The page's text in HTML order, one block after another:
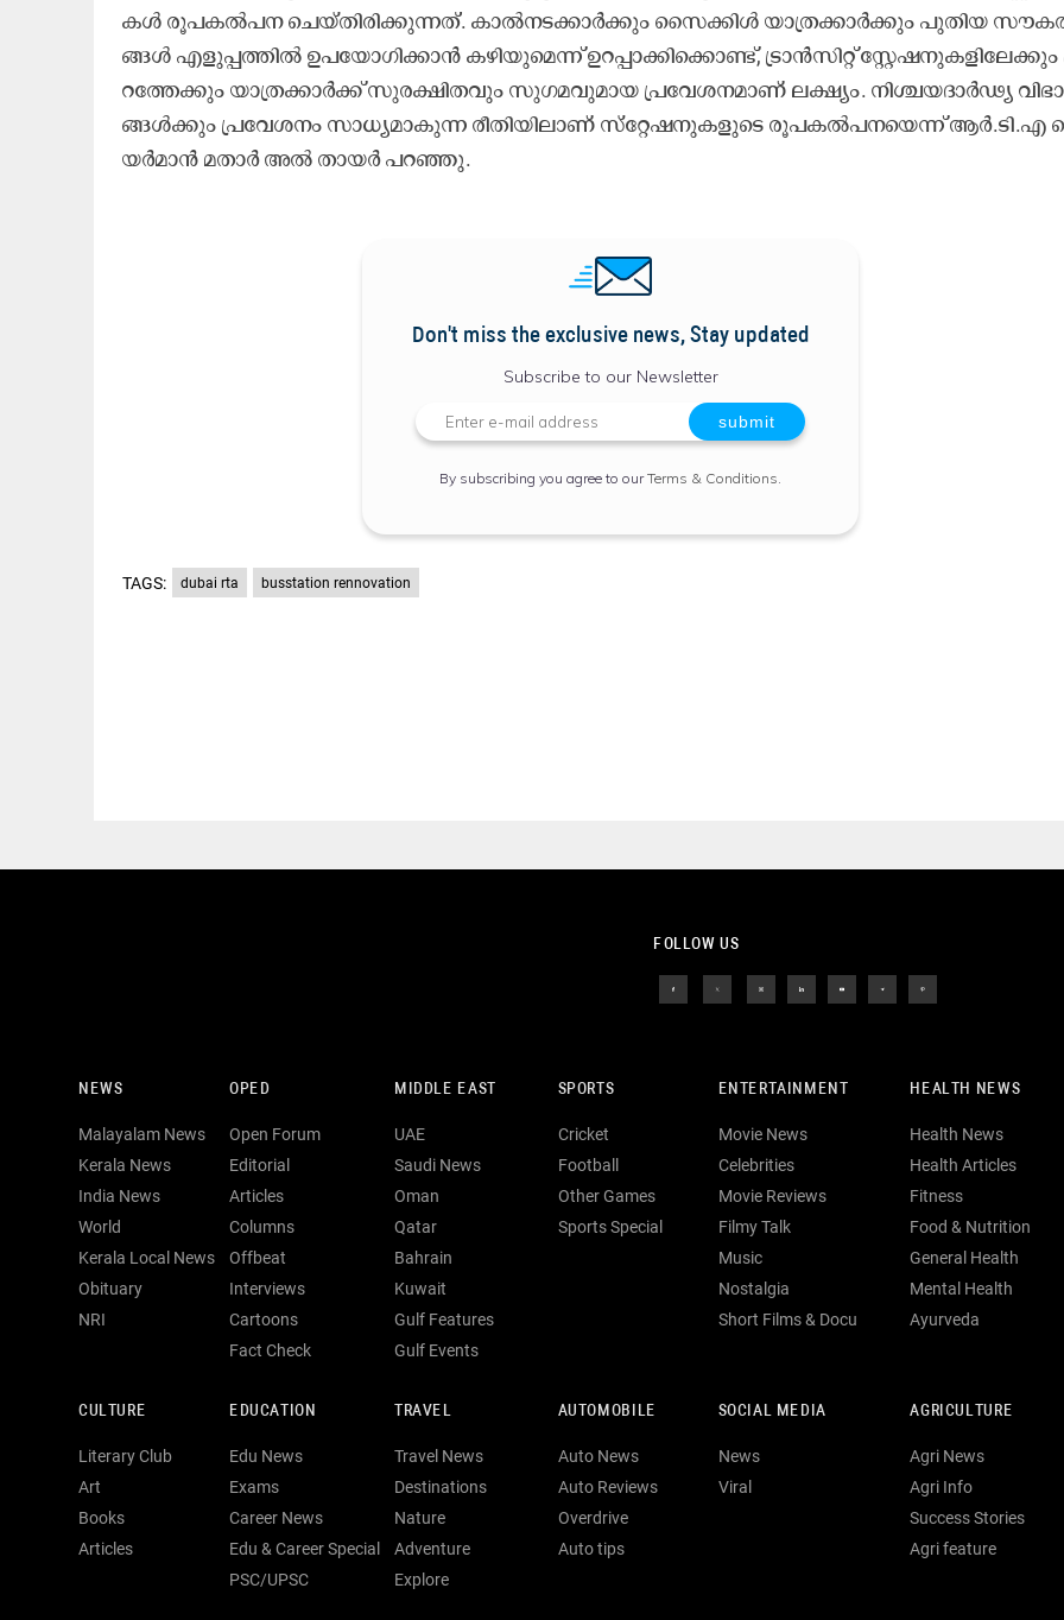
ക​ൾ രൂ​പ​ക​ൽ​പ​ന ചെ​യ്തി​രി​ക്കു​ന്ന​ത്. കാ​ൽ​ന​ട​ക്കാ​ർ​ക്കും സൈ​ക്കി​ൾ യാ​ത്ര​ക്കാ​ർ​ക്കും പു​തി​യ
ങ്ങ​ൾ എ​ളു​പ്പ​ത്തി​ൽ ഉ​പ​യോ​ഗി​ക്കാ​ൻ ക​ഴി​യു​മെ​ന്ന് ഉ​റ​പ്പാ​ക്കി​ക്കൊ​ണ്ട്, ട്രാ​ൻ​സി​റ്റ്​
റ​ത്തേ​ക്കും യാ​ത്ര​ക്കാ​ർ​ക്ക്​ സു​ര​ക്ഷി​ത​വും സു​ഗ​മ​വു​മാ​യ പ്ര​വേ​ശ​ന​മാ​ണ് ല​ക്ഷ്യം. നി​ശ്ച​യ​ദാ​ർ​ഢ്യ
ങ്ങ​ൾ​ക്കും ​​പ്ര​വേ​ശ​നം സാ​ധ്യ​മാ​കു​ന്ന രീ​തി​യി​ലാ​ണ്​ സ്​​റ്റേ​ഷ​നു​ക​ളു​ടെ രൂ​പ​ക​ൽ​പ​ന​യെ​ന്ന്​ ആ​ർ.​ടി.​എ
യ​ർ​മാ​ൻ മ​താ​ർ അ​ൽ താ​യ​ർ പ​റ​ഞ്ഞു.
Don't miss the exclusive news, Stay updated
Subscribe to our Newsletter
By subscribing you agree to ourTerms & Conditions
TAGS: dubai rta busstation rennovation
FOLLOW US
NEWS
Malayalam News
Kerala News
India News
World
Kerala Local News
Obituary
NRI
OPED
Open Forum
Editorial
Articles
Columns
Offbeat
Interviews
Cartoons
Fact Check
MIDDLE EAST
UAE
Saudi News
Oman
Qatar
Bahrain
Kuwait
Gulf Features
Gulf Events
SPORTS
Cricket
Football
Other Games
Sports Special
ENTERTAINMENT
Movie News
Celebrities
Movie Reviews
Filmy Talk
Music
Nostalgia
Short Films & Docu
HEALTH NEWS
Health News
Health Articles
Fitness
Food & Nutrition
General Health
Mental Health
Ayurveda
CULTURE
Literary Club
Art
Books
Articles
EDUCATION
Edu News
Exams
Career News
Edu & Career Special
PSC/UPSC
TRAVEL
Travel News
Destinations
Nature
Adventure
Explore
AUTOMOBILE
Auto News
Auto Reviews
Overdrive
Auto tips
SOCIAL MEDIA
News
Viral
AGRICULTURE
Agri News
Agri Info
Success Stories
Agri feature